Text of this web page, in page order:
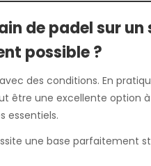
de padel sur
possible ?
des conditions. En
être une excellente option
essentiels.
une base parfaitement